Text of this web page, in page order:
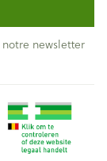
notre newsletter